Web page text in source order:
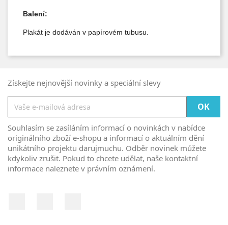
Balení:
Plakát je dodáván v papírovém tubusu.
Získejte nejnovější novinky a speciální slevy
Souhlasím se zasíláním informací o novinkách v nabídce
originálního zboží e-shopu a informací o aktuálním dění
unikátního projektu darujmuchu. Odběr novinek můžete
kdykoliv zrušit. Pokud to chcete udělat, naše kontaktní
informace naleznete v právním oznámení.